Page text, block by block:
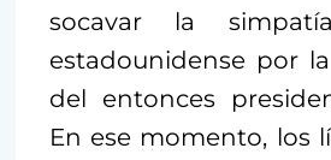
socavar la
estadounidense por
del entonces
En ese momento, los